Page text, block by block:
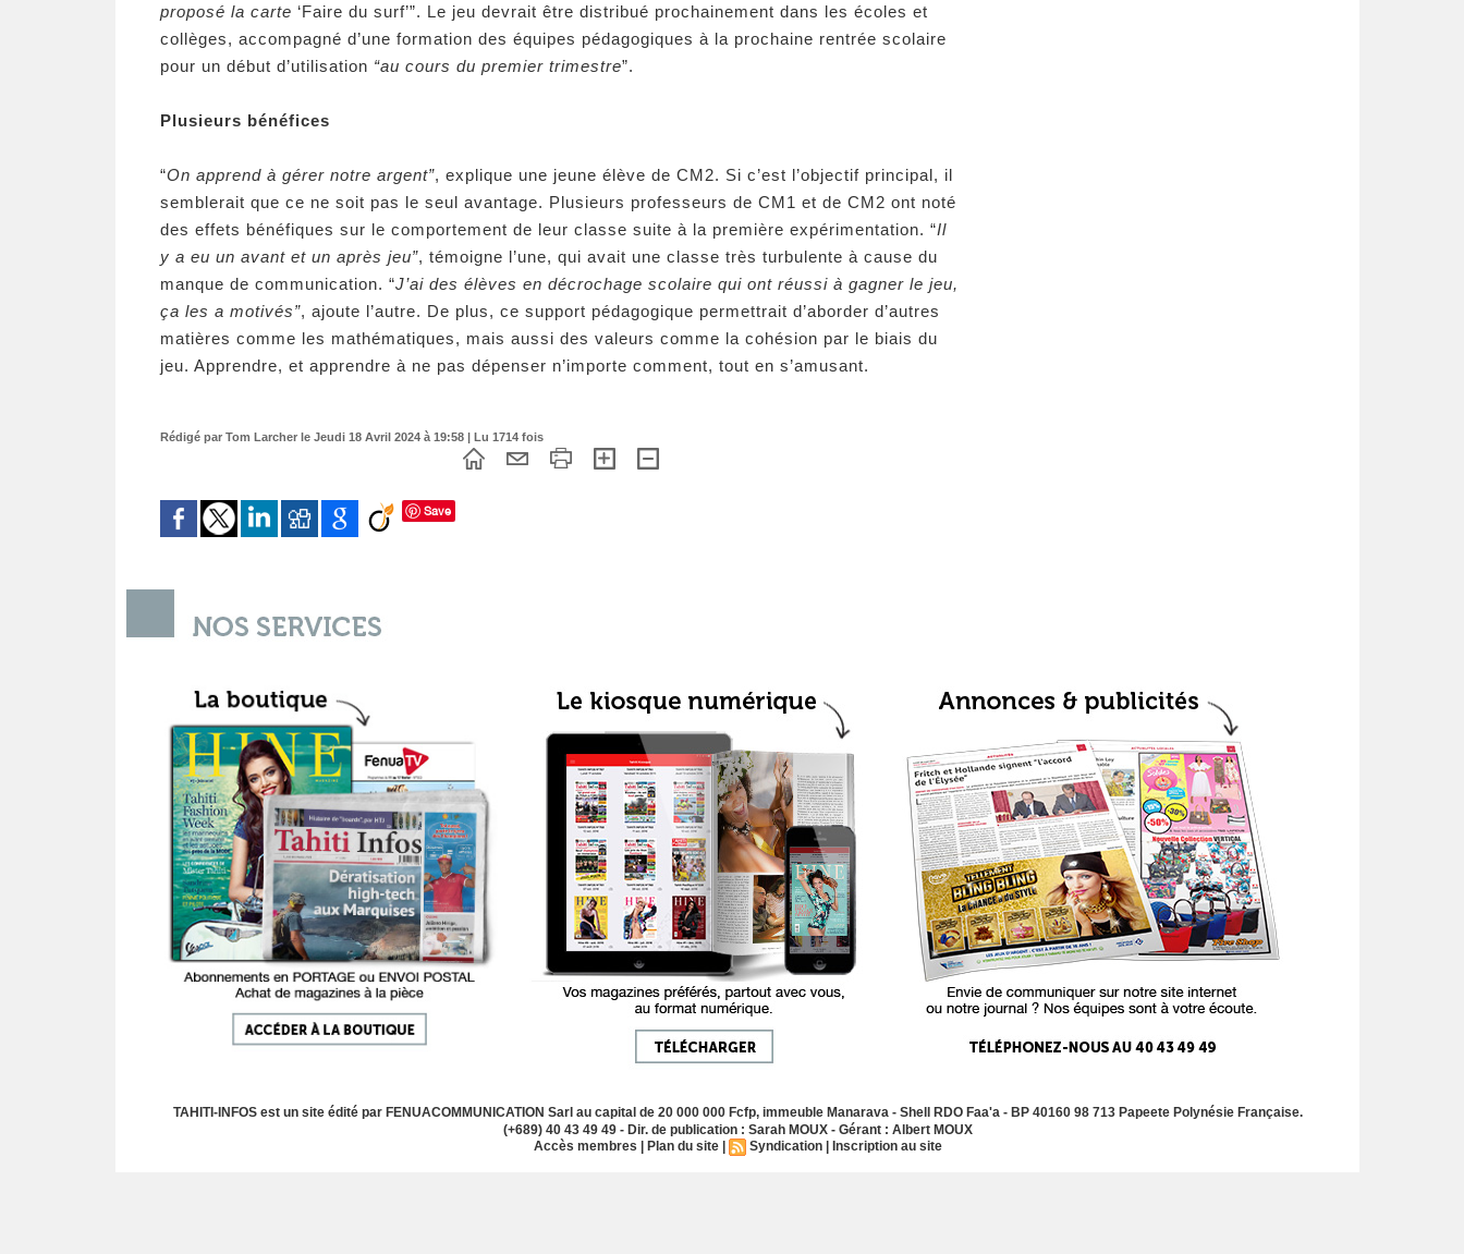
proposé la carte ‘Faire du surf’”. Le jeu devrait être distribué prochainement dans les écoles et
collèges, accompagné d’une formation des équipes pédagogiques à la prochaine rentrée scolaire
pour un début d’utilisation “au cours du premier trimestre”.
Plusieurs bénéfices
“On apprend à gérer notre argent”, explique une jeune élève de CM2. Si c’est l’objectif principal, il
semblerait que ce ne soit pas le seul avantage. Plusieurs professeurs de CM1 et de CM2 ont noté
des effets bénéfiques sur le comportement de leur classe suite à la première expérimentation. “Il
y a eu un avant et un après jeu”, témoigne l’une, qui avait une classe très turbulente à cause du
manque de communication. “J’ai des élèves en décrochage scolaire qui ont réussi à gagner le jeu,
ça les a motivés”, ajoute l’autre. De plus, ce support pédagogique permettrait d’aborder d’autres
matières comme les mathématiques, mais aussi des valeurs comme la cohésion par le biais du
jeu. Apprendre, et apprendre à ne pas dépenser n’importe comment, tout en s’amusant.
Rédigé par Tom Larcher le Jeudi 18 Avril 2024 à 19:58 | Lu 1714 fois
Save
TAHITI-INFOS est un site édité par FENUACOMMUNICATION Sarl au capital de 20 000 000 Fcfp, immeuble Manarava - Shell RDO Faa'a - BP 40160 98 713 Papeete Polynésie Française.
(+689) 40 43 49 49 - Dir. de publication : Sarah MOUX - Gérant : Albert MOUX
Accès membres
Plan du site Syndication Inscription au site